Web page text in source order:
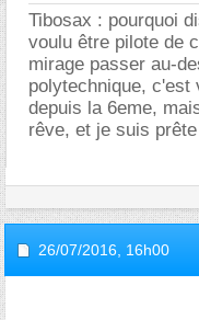
Tibosax : pourquoi
voulu être pilote de
mirage passer au-
polytechnique, c'est
depuis la 6eme,
rêve, et je suis
26/07/2016, 16h00